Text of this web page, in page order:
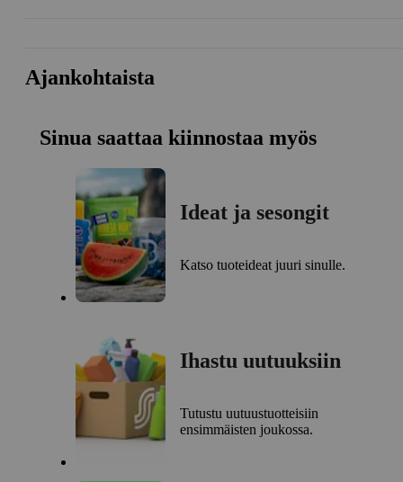
Ajankohtaista
Sinua saattaa kiinnostaa myös
Ideat ja sesongit
Katso tuoteideat juuri sinulle.
Ihastu uutuuksiin
Tutustu uutuustuotteisiin
ensimmäisten joukossa.